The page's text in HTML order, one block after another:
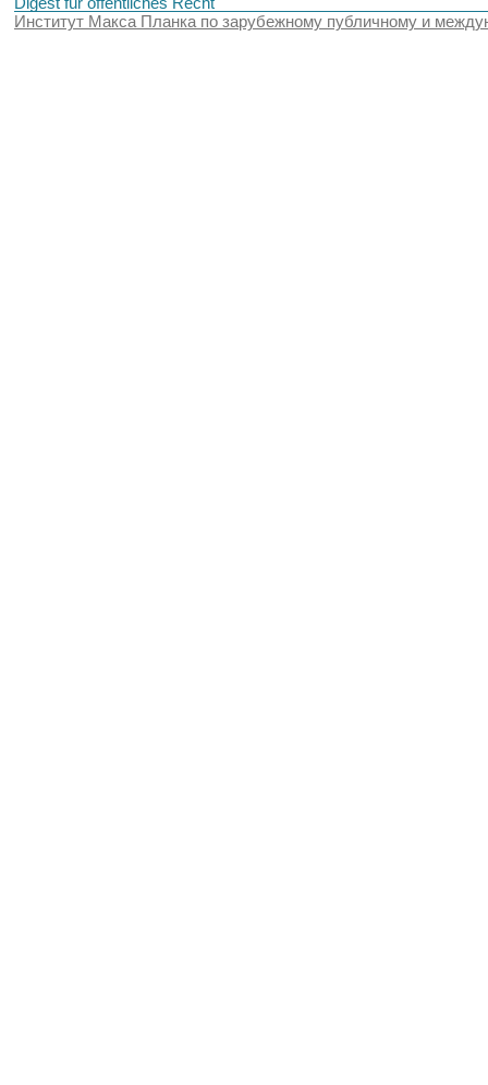
Институт Макса Планка по зарубежному публичному и